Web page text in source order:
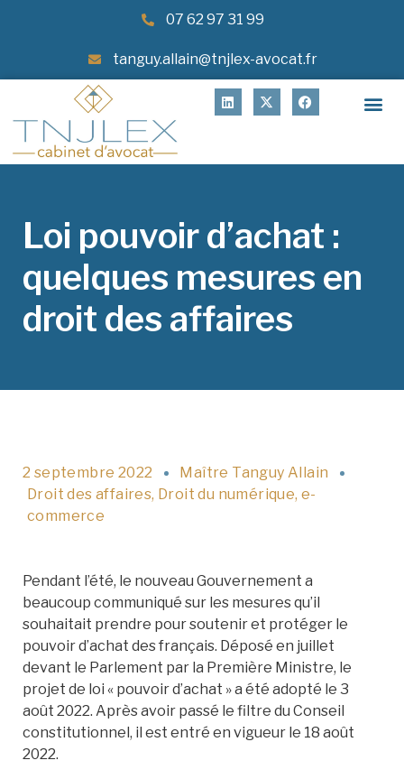
07 62 97 31 99
tanguy.allain@tnjlex-avocat.fr
Loi pouvoir d’achat :
quelques mesures en
droit des affaires
2 septembre 2022
Maître Tanguy Allain
Droit des affaires, Droit du numérique,e-
commerce
Pendant l’été, le nouveau Gouvernement a
beaucoup communiqué sur les mesures qu’il
souhaitait prendre pour soutenir et protéger le
pouvoir d’achat des français. Déposé en juillet
devant le Parlement par la Première Ministre, le
projet de loi « pouvoir d’achat » a été adopté le 3
août 2022. Après avoir passé le filtre du Conseil
constitutionnel, il est entré en vigueur le 18 août
2022.